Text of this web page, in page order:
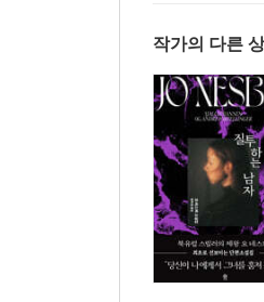
작가의 다른